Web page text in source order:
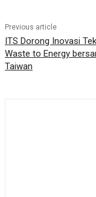
Previous article
ITS Dorong Inovasi
Waste to Energy
Taiwan